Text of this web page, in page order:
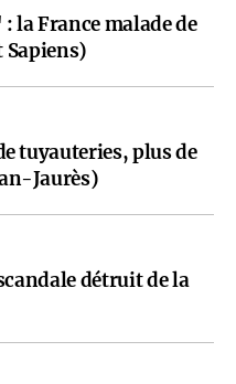
la France malade de
tuyauteries, plus de
Jaurès)
détruit de la